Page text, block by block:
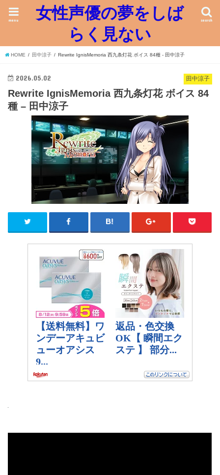
女性声優の夢をしば
らく見ない
search
menu
HOME 田中涼子 Rewrite IgnisMemoria 西九条灯花 ボイス 84種 - 田中涼子
田中涼子
2026.05.02
Rewrite IgnisMemoria 西九条灯花 ボイス 84
種 – 田中涼子